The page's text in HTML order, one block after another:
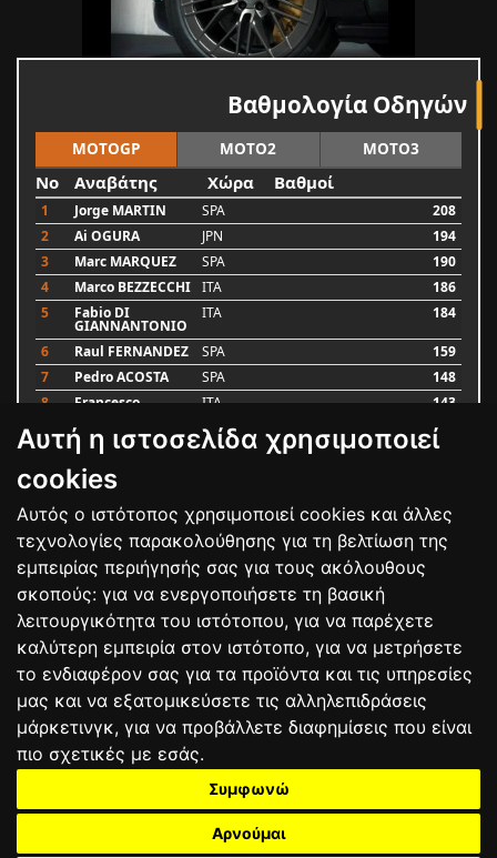
Αυτή η ιστοσελίδα χρησιμοποιεί
cookies
Αυτός ο ιστότοπος χρησιμοποιεί cookies και άλλες
τεχνολογίες παρακολούθησης για τη βελτίωση της
εμπειρίας περιήγησής σας για τους ακόλουθους
σκοπούς: για να ενεργοποιήσετε τη βασική
λειτουργικότητα του ιστότοπου, για να παρέχετε
καλύτερη εμπειρία στον ιστότοπο, για να μετρήσετε
το ενδιαφέρον σας για τα προϊόντα και τις υπηρεσίες
μας και να εξατομικεύσετε τις αλληλεπιδράσεις
μάρκετινγκ, για να προβάλλετε διαφημίσεις που είναι
πιο σχετικές με εσάς.
Συμφωνώ
Αρνούμαι
Βαθμολογία Οδηγών
MOTOGP MOTO2 MOTO3
No Αναβάτης Χώρα Βαθμοί
1 Jorge MARTIN SPA
208
2
Ai OGURA JPN
194
3
Marc MARQUEZ SPA
190
4
Marco BEZZECCHI ITA
186
5
Fabio DI
GIANNANTONIO
ITA 184
6 Raul FERNANDEZ SPA
159
7
Pedro ACOSTA SPA
148
8
Francesco ITA 143
9 Alex MARQUEZ SPA
Luca MARINI
Bαθμολογία
ΟΡΟΙ ΧΡΗΣΗΣΠΟΛΙΤΙΚΗ ΠΡΟΣΤΑΣΙΑΣ
ΑΓΩΝΕΣΑΠΟΤΕΛΕΣΜΑΤΑΑΓΟΡΑ